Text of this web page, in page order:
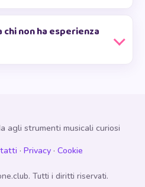
non ha esperienza
agli strumenti musicali curiosi
· Privacy · Cookie
Tutti i diritti riservati.